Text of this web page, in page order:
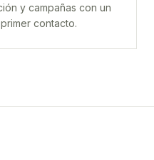
y campañas con un
contacto.